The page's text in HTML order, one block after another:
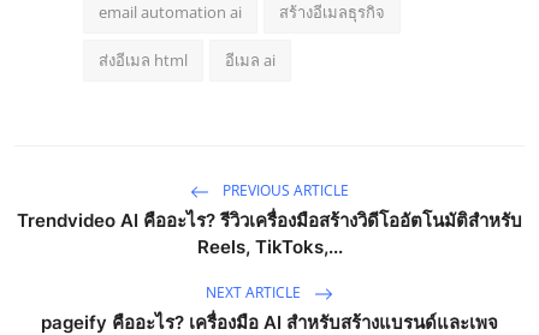
email automation ai สร้างอีเมลธุรกิจ
ส่งอีเมล html อีเมล ai
PREVIOUS ARTICLE
Trendvideo AI คืออะไร? รีวิวเครื่องมือสร้างวิดีโออัตโนมัติสำหรับ
Reels, TikToks,...
NEXT ARTICLE
pageify คืออะไร? เครื่องมือ AI สำหรับสร้างแบรนด์และเพจ